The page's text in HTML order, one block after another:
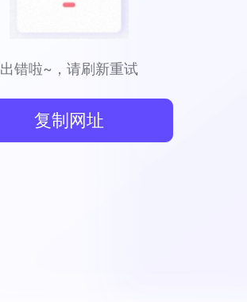
出错啦~，请刷新重试
复制网址